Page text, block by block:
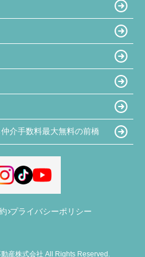
介手数料最大無料の前橋
プライバシーポリシー
産株式会社 All Rights Reserved.